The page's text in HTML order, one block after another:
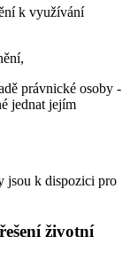
k využívání
právnické osoby -
jednat jejím
jsou k dispozici pro
životní